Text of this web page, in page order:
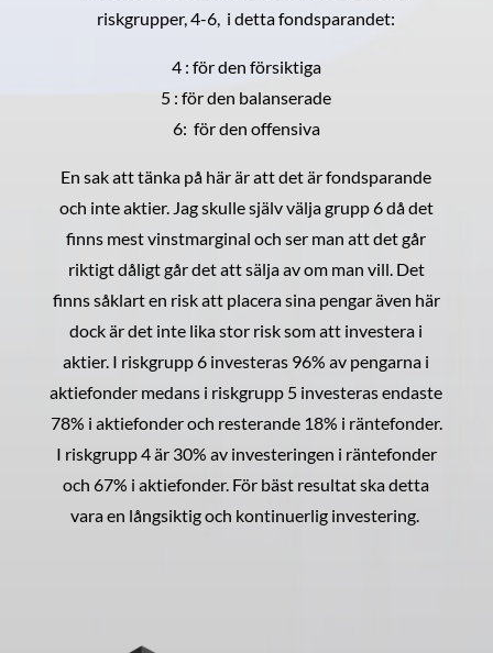
riskgrupper, 4-6, i detta fondsparandet:
4 : för den försiktiga
5 : för den balanserade
6: för den offensiva
En sak att tänka på här är att det är fondsparande
och inte aktier. Jag skulle själv välja grupp 6 då det
finns mest vinstmarginal och ser man att det går
riktigt dåligt går det att sälja av om man vill. Det
finns såklart en risk att placera sina pengar även här
dock är det inte lika stor risk som att investera i
aktier. I riskgrupp 6 investeras 96% av pengarna i
aktiefonder medans i riskgrupp 5 investeras endaste
78% i aktiefonder och resterande 18% i räntefonder.
I riskgrupp 4 är 30% av investeringen i räntefonder
och 67% i aktiefonder. För bäst resultat ska detta
vara en långsiktig och kontinuerlig investering.